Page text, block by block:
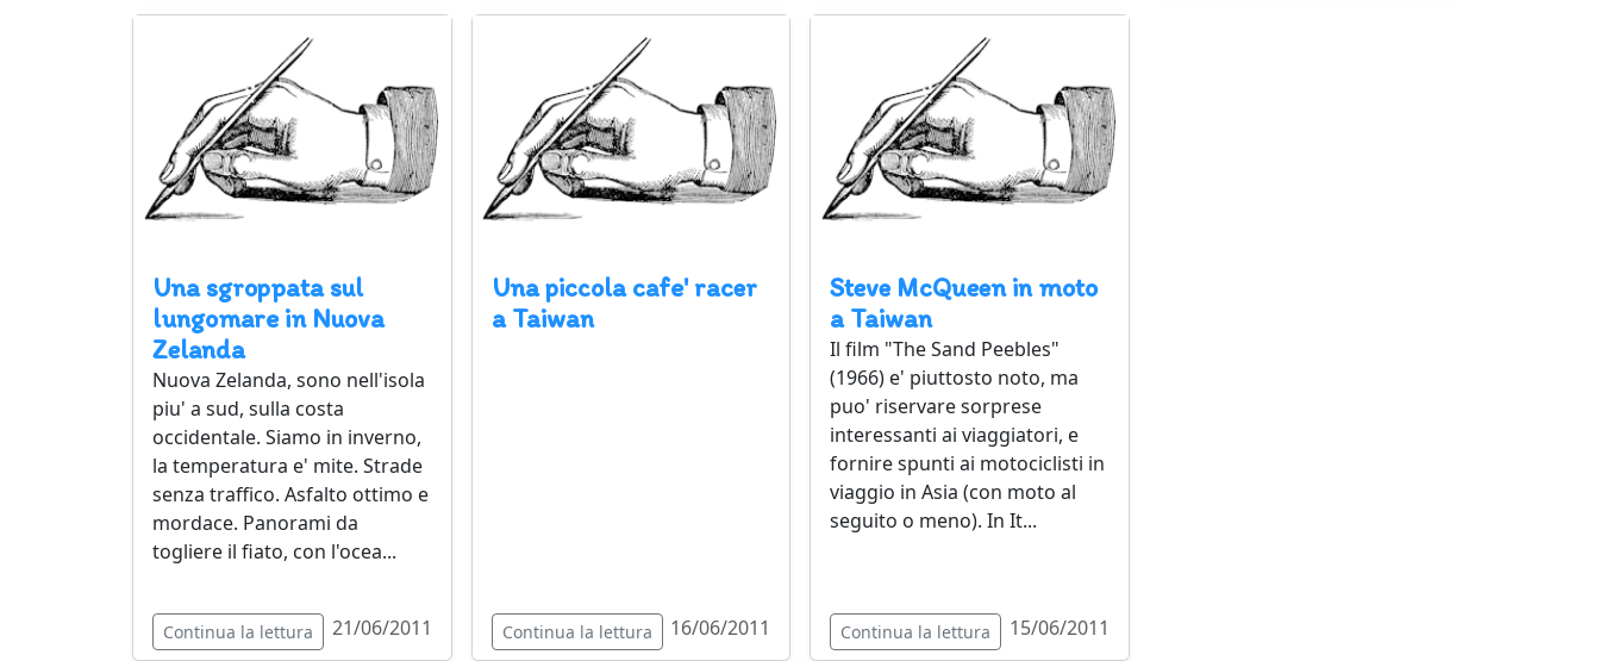
Una sgroppata sul
lungomare in Nuova
Zelanda
Nuova Zelanda, sono nell'isola
piu' a sud, sulla costa
occidentale. Siamo in inverno,
la temperatura e' mite. Strade
senza traffico. Asfalto ottimo e
mordace. Panorami da
togliere il fiato, con l'ocea...
Continua la lettura 21/06/2011
Una piccola cafe' racer
a Taiwan
Continua la lettura 16/06/2011
Steve McQueen in moto
a Taiwan
Il film "The Sand Peebles"
(1966) e' piuttosto noto, ma
puo' riservare sorprese
interessanti ai viaggiatori, e
fornire spunti ai motociclisti in
viaggio in Asia (con moto al
seguito o meno). In It...
Continua la lettura 15/06/2011